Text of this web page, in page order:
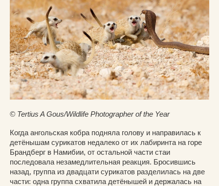
© Tertius A Gous/Wildlife Photographer of the Year
Когда ангольская кобра подняла голову и направилась к
детёнышам сурикатов недалеко от их лабиринта на горе
Брандберг в Намибии, от остальной части стаи
последовала незамедлительная реакция. Бросившись
назад, группа из двадцати сурикатов разделилась на две
части: одна группа схватила детёнышей и держалась на